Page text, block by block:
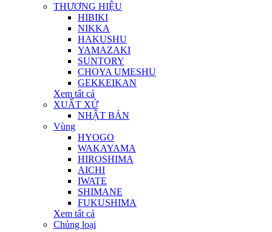
THƯƠNG HIỆU
HIBIKI
NIKKA
HAKUSHU
YAMAZAKI
SUNTORY
CHOYA UMESHU
GEKKEIKAN
Xem tất cả
XUẤT XỨ
NHẬT BẢN
Vùng
HYOGO
WAKAYAMA
HIROSHIMA
AICHI
IWATE
SHIMANE
FUKUSHIMA
Xem tất cả
Chủng loại